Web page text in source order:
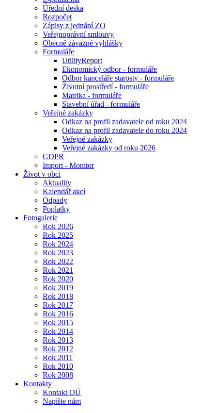
Úřední deska
Rozpočet
Zápisy z jednání ZO
Veřejnoprávní smlouvy
Obecně závazné vyhlášky
Formuláře
UtilityReport
Ekonomický odbor - formuláře
Odbor kanceláře starosty - formuláře
Životní prostředí - formuláře
Matrika - formuláře
Stavební úřad - formuláře
Veřejné zakázky
Odkaz na profil zadavatele od roku 2024
Odkaz na profil zadavatele do roku 2024
Veřejné zakázky
Veřejné zakázky od roku 2026
GDPR
Import - Monitor
Život v obci
Aktuality
Kalendář akcí
Odpady
Poplatky
Fotogalerie
Rok 2026
Rok 2025
Rok 2024
Rok 2023
Rok 2022
Rok 2021
Rok 2020
Rok 2019
Rok 2018
Rok 2017
Rok 2016
Rok 2015
Rok 2014
Rok 2013
Rok 2012
Rok 2011
Rok 2010
Rok 2008
Kontakty
Kontakt OÚ
Napište nám